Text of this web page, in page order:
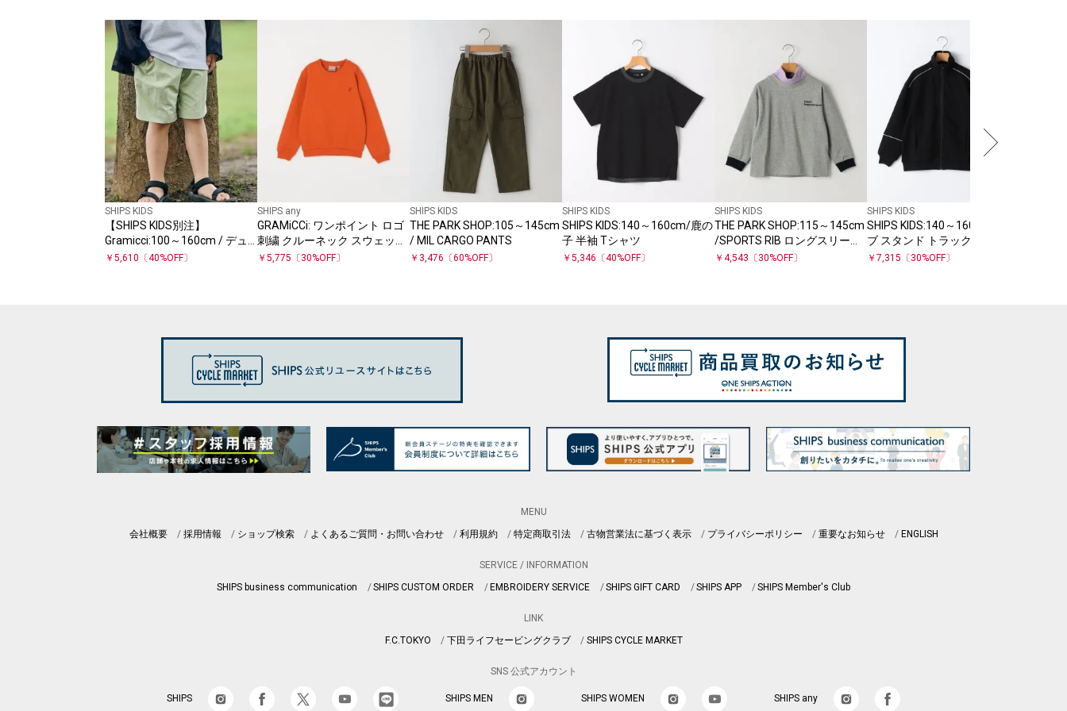
SHIPS KIDS
【SHIPS KIDS別注】
Gramicci:100～160cm / デュ
ラブルナイロン ショーツ
￥ 5,610 〔40%OFF〕
SHIPS any
GRAMiCCi: ワンポイント ロゴ
刺繍 クルーネック スウェット
(140～150cm)<KIDS>
￥ 5,775 〔 30%OFF〕
SHIPS KIDS
THE PARK SHOP:105～145cm
/ MIL CARGO PANTS
￥ 3,476 〔60%OFF〕
SHIPS KIDS
SHIPS KIDS:140～160cm/鹿の
子 半袖 Tシャツ
￥ 5,346 〔40%OFF〕
SHIPS KIDS
THE PARK SHOP:115～145cm
/SPORTS RIB ロングスリーブ
Tシャツ
￥ 4,543 〔 30%OFF〕
SHIPS KIDS
SHIPS KIDS:140～160cm /リ
ブ スタンド トラックジャケッ
ト
￥ 7,315 〔 30%OFF〕
MENU
会社概要
採用情報 ショップ検索 よくあるご質問・お問い合わせ 利用規約 特定商取引法 古物営業法に基づく表示 プライバシーポリシー 重要なお知らせ ENGLISH
SERVICE / INFORMATION
SHIPS business communication
SHIPS CUSTOM ORDER EMBROIDERY SERVICE SHIPS GIFT CARD SHIPS APP SHIPS Member's Club
LINK
F.C.TOKYO
下田ライフセービングクラブ SHIPS CYCLE MARKET
SNS 公式アカウント
SHIPS SHIPS MEN SHIPS WOMEN SHIPS any